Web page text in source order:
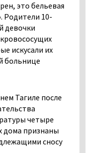
за убийство
хоккеиста
Чумарина
раз
депутата
незамужних
людьми, а
— инвалидами,
(ВИДЕО)
это бельевая
Родители 10-
девочки
искусали их
больнице
Тагиле после
четыре
дома признаны
сносу